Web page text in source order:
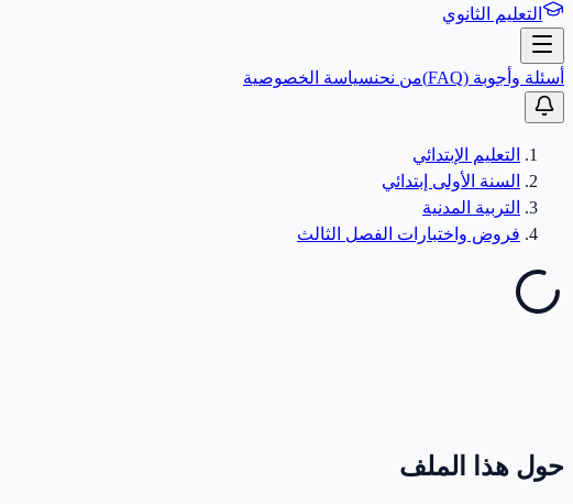
التعليم الثانوي
أسئلة وأجوبة (FAQ) من نحنسياسة الخصوصية
التعليم الإبتدائي
السنة الأولى إبتدائي
التربية المدنية
فروض واختبارات الفصل الثالث
حول هذا الملف